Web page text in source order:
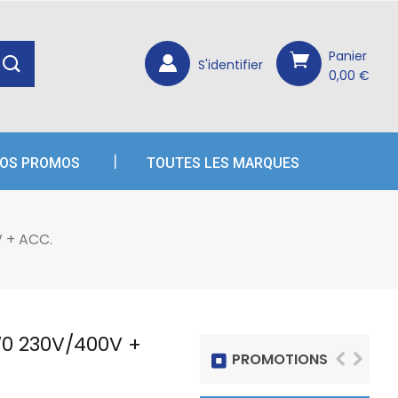
Panier
0,00 €
S'identifier
PROMOS TOUTES LES MARQUES
+ ACC.
230V/400V +
PROMOTIONS